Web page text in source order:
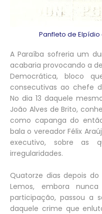
Panfleto de Elpídio
A Paraíba sofreria um
acabaria provocando a
Democrática, bloco
consecutivas ao chefe
No dia 13 daquele
João Alves de Brito,
como capanga do
bala o vereador Félix
executivo, sobre as
irregularidades.
Quatorze dias depois
Lemos, embora
participação, passou a
daquele crime que